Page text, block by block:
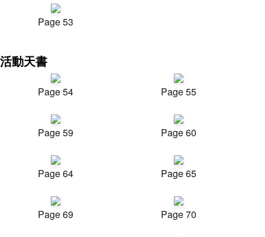
Page 53
活動天書
Page 54 Page 55
Page 59 Page 60
Page 64 Page 65
Page 69 Page 70